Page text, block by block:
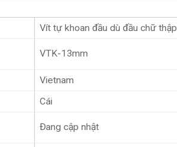
Vít tự khoan đầu dù đầu chữ thập
VTK-13mm
Vietnam
Cái
Đang cập nhật